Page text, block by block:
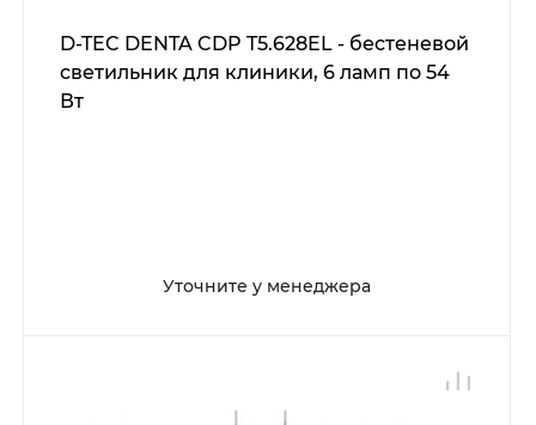
D-TEC DENTA CDP T5.628EL - бестеневой
светильник для клиники, 6 ламп по 54
Вт
Уточните у менеджера